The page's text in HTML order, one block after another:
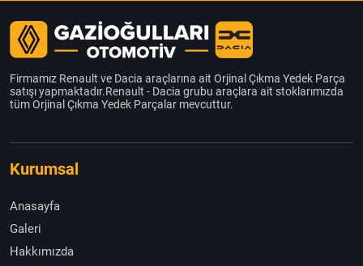
Firmamız Renault ve Dacia araçlarına ait Orjinal Çıkma Yedek Parça
satışı yapmaktadır.Renault - Dacia grubu araçlara ait stoklarımızda
tüm Orjinal Çıkma Yedek Parçalar mevcuttur.
Kurumsal
Anasayfa
Galeri
Hakkımızda